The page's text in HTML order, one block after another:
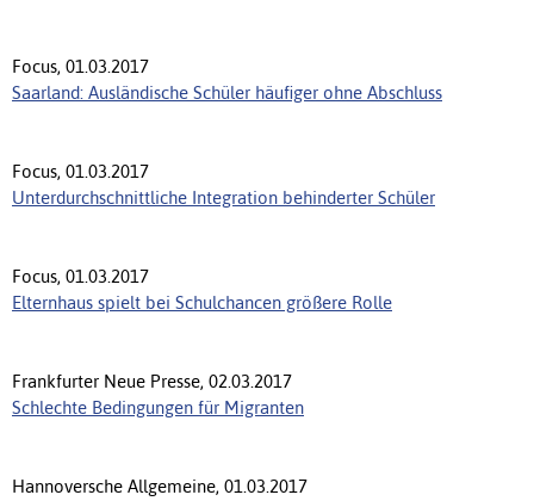
Focus, 01.03.2017
Saarland: Ausländische Schüler häufiger ohne Abschluss
Focus, 01.03.2017
Unterdurchschnittliche Integration behinderter Schüler
Focus, 01.03.2017
Elternhaus spielt bei Schulchancen größere Rolle
Frankfurter Neue Presse, 02.03.2017
Schlechte Bedingungen für Migranten
Hannoversche Allgemeine, 01.03.2017